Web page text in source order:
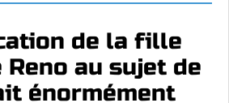
de la fille
Reno au sujet de
énormément